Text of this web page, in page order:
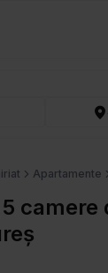
Apartamente
camere